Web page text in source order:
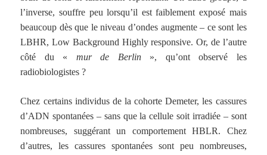
l’inverse, souffre peu lorsqu’il est faiblement exposé mais
beaucoup dès que le niveau d’ondes augmente – ce sont les
LBHR, Low Background Highly responsive. Or, de l’autre
côté du « mur de Berlin », qu’ont observé les
radiobiologistes ?
Chez certains individus de la cohorte Demeter, les cassures
d’ADN spontanées – sans que la cellule soit irradiée – sont
nombreuses, suggérant un comportement HBLR. Chez
d’autres, les cassures spontanées sont peu nombreuses,